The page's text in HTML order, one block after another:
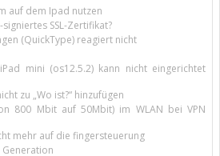
auf dem Ipad nutzen
SSL-Zertifikat?
(QuickType) reagiert nicht
mini (os12.5.2) kann nicht eingerichtet
zu „Wo ist?“ hinzufügen
800 Mbit auf 50Mbit) im WLAN bei VPN
mehr auf die fingersteuerung